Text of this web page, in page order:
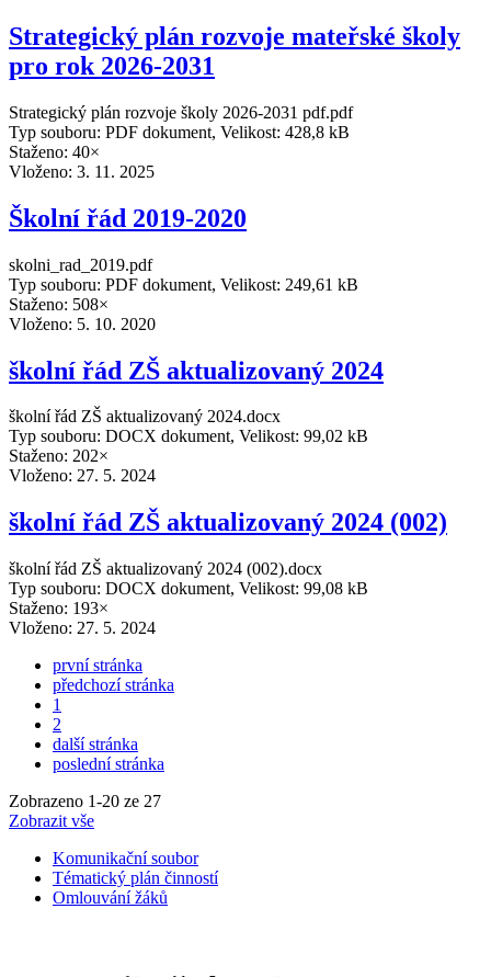
Strategický plán rozvoje mateřské školy
pro rok 2026-2031
Strategický plán rozvoje školy 2026-2031 pdf.pdf
Typ souboru: PDF dokument, Velikost: 428,8 kB
Staženo: 40×
Vloženo: 3. 11. 2025
Školní řád 2019-2020
skolni_rad_2019.pdf
Typ souboru: PDF dokument, Velikost: 249,61 kB
Staženo: 508×
Vloženo: 5. 10. 2020
školní řád ZŠ aktualizovaný 2024
školní řád ZŠ aktualizovaný 2024.docx
Typ souboru: DOCX dokument, Velikost: 99,02 kB
Staženo: 202×
Vloženo: 27. 5. 2024
školní řád ZŠ aktualizovaný 2024 (002)
školní řád ZŠ aktualizovaný 2024 (002).docx
Typ souboru: DOCX dokument, Velikost: 99,08 kB
Staženo: 193×
Vloženo: 27. 5. 2024
první stránka
předchozí stránka
1
2
další stránka
poslední stránka
Zobrazeno 1-20 ze 27
Zobrazit vše
Komunikační soubor
Tématický plán činností
Omlouvání žáků